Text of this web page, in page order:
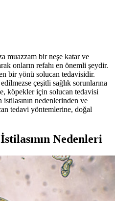
muazzam bir neşe katar ve
onların refahı en önemli şeydir.
bir yönü solucan tedavisidir.
çeşitli sağlık sorunlarına
köpekler için solucan tedavisi
istilasının nedenlerinden ve
tedavi yöntemlerine, doğal
Nedenleri